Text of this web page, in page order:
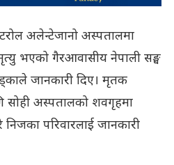
अलेन्टेजानो अस्पतालमा
भएको गैरआवासीय नेपाली सङ्घ
जानकारी दिए। मृतक
सोही अस्पतालको शवगृहमा
परिवारलाई जानकारी